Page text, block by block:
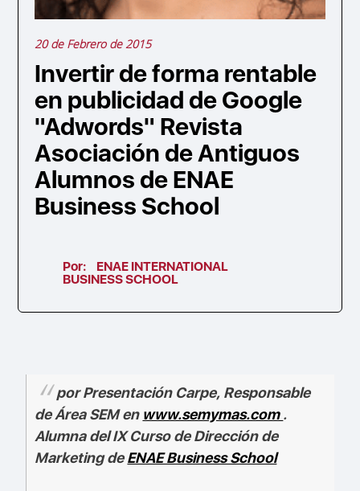
20 de Febrero de 2015
Invertir de forma rentable
en publicidad de Google
"Adwords" Revista
Asociación de Antiguos
Alumnos de ENAE
Business School
Por:
ENAE INTERNATIONAL
BUSINESS SCHOOL
por Presentación Carpe, Responsable
de Área SEM en www.semymas.com.
Alumna del IX Curso de Dirección de
Marketing deENAE Business School